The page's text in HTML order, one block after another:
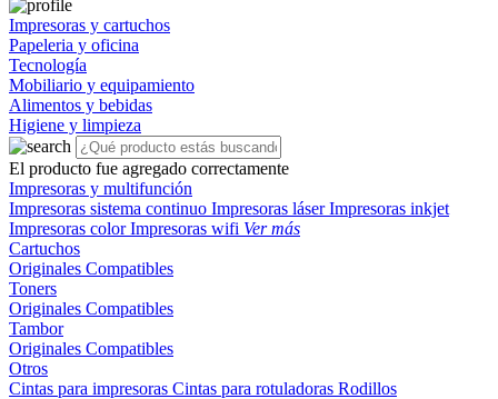
Impresoras y cartuchos
Papeleria y oficina
Tecnología
Mobiliario y equipamiento
Alimentos y bebidas
Higiene y limpieza
El producto fue agregado correctamente
Impresoras y multifunción
Impresoras sistema continuo Impresoras láserImpresoras inkjet
Impresoras colorImpresoras wifi Ver más
Cartuchos
Originales Compatibles
Toners
Originales Compatibles
Tambor
Originales Compatibles
Otros
Cintas para impresoras Cintas para rotuladoras Rodillos